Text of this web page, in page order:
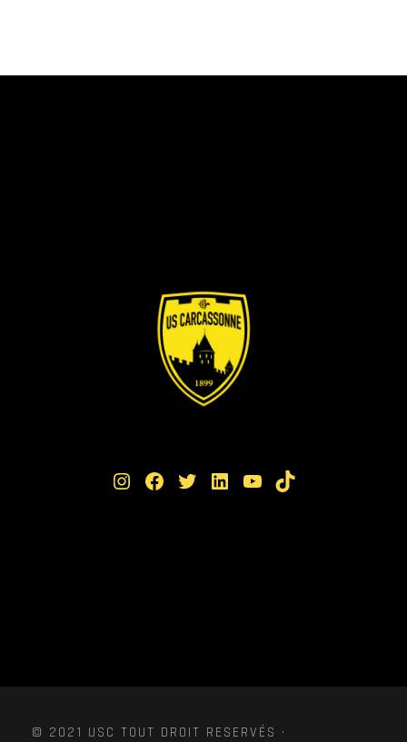
Instagram Facebook Twitter LinkedIn YouTube TikTok
© 2021 USC TOUT DROIT RESERVÉS ·